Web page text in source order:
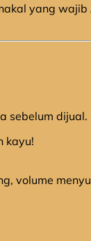
yang
sebelum dijual.
kayu!
volume